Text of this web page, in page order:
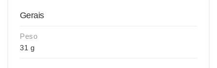
Gerais
Peso
31 g